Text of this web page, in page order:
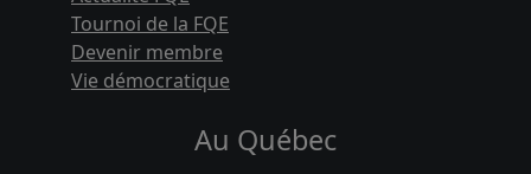
Tournoi de la FQE
Devenir membre
Vie démocratique
Au Québec